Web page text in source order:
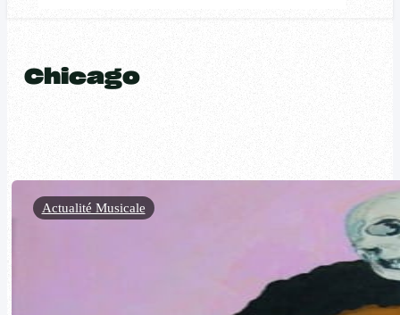
Chicago
Actualité Musicale